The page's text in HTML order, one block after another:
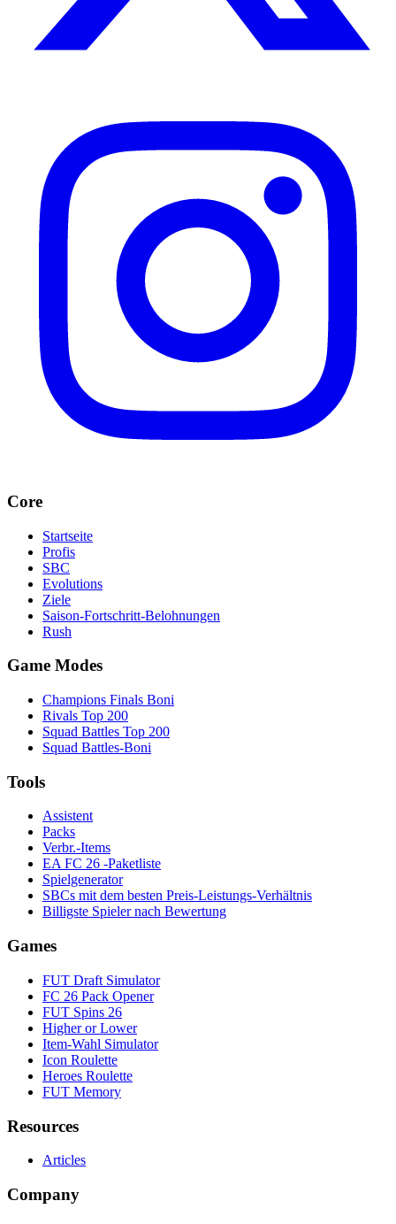
Core
Startseite
Profis
SBC
Evolutions
Ziele
Saison-Fortschritt-Belohnungen
Rush
Game Modes
Champions Finals Boni
Rivals Top 200
Squad Battles Top 200
Squad Battles-Boni
Tools
Assistent
Packs
Verbr.-Items
EA FC 26 -Paketliste
Spielgenerator
SBCs mit dem besten Preis-Leistungs-Verhältnis
Billigste Spieler nach Bewertung
Games
FUT Draft Simulator
FC 26 Pack Opener
FUT Spins 26
Higher or Lower
Item-Wahl Simulator
Icon Roulette
Heroes Roulette
FUT Memory
Resources
Articles
Company